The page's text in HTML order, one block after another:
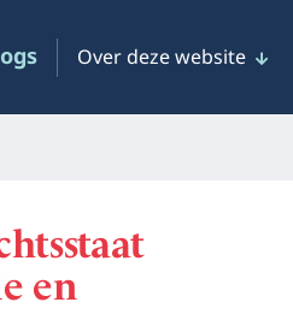
Over deze website
en